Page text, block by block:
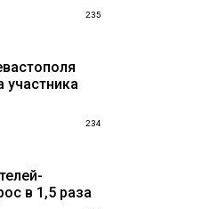
235
участника
234
в 1,5 раза